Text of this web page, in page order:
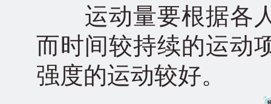
运动量要根据各人
而时间较持续的运动
强度的运动较好。